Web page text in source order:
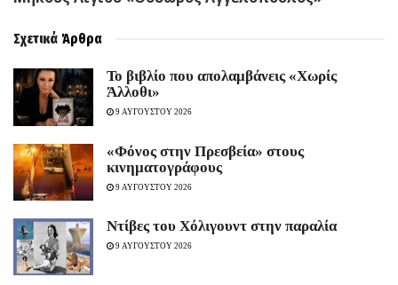
Σχετικά Άρθρα
Το βιβλίο που απολαμβάνεις «Χωρίς
Άλλοθι»
9 ΑΥΓΟΥΣΤΟΥ 2026
«Φόνος στην Πρεσβεία» στους
κινηματογράφους
9 ΑΥΓΟΥΣΤΟΥ 2026
Ντίβες του Χόλιγουντ στην παραλία
9 ΑΥΓΟΥΣΤΟΥ 2026